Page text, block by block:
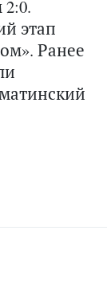
этап
Ранее